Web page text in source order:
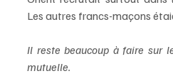
Les autres francs-maçons
Il reste beaucoup à faire sur
mutuelle.